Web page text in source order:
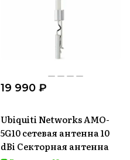
19 990 ₽
Ubiquiti Networks AMO-
5G10 сетевая антенна 10
dBi Секторная антенна